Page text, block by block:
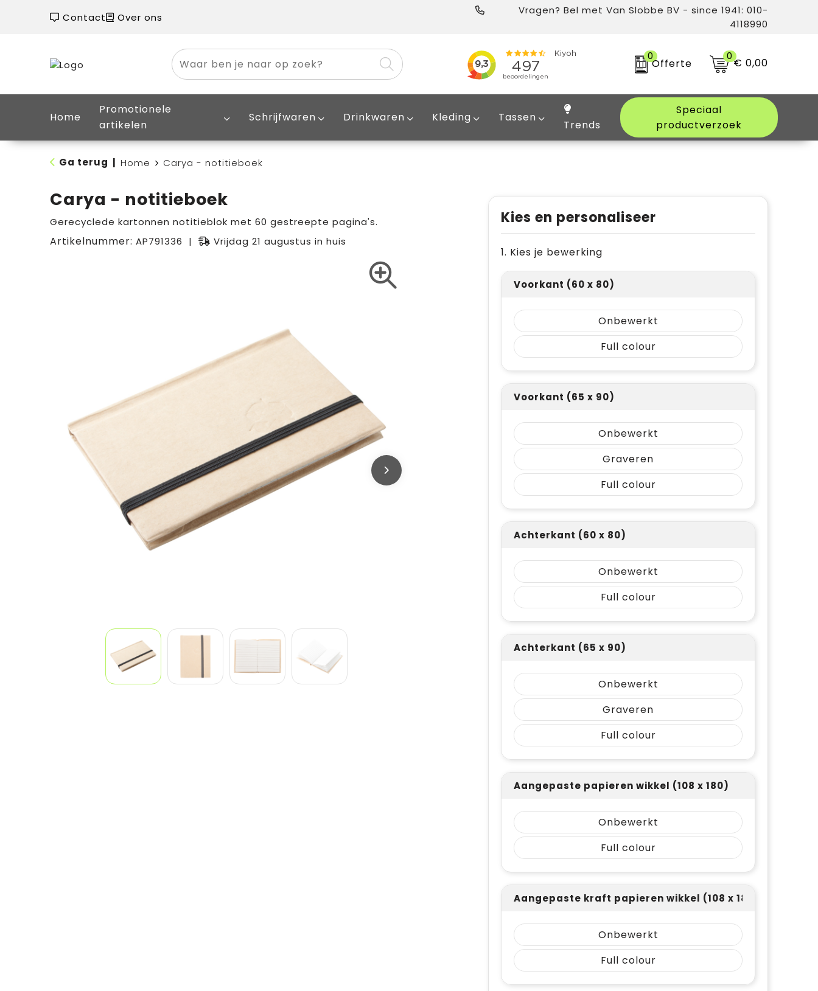
Contact Over ons
Vragen? Bel met Van Slobbe BV - since 1941: 010-
4118990
0
Offerte
0€ 0,00
Home
Promotionele
artikelen
Schrijfwaren Drinkwaren Kleding Tassen
Trends
Speciaal
productverzoek
Ga terug Home Carya - notitieboek
Carya - notitieboek
Gerecyclede kartonnen notitieblok met 60 gestreepte pagina's.
Artikelnummer: AP791336 Vrijdag 21 augustus in huis
Kies en personaliseer
1. Kies je bewerking
Voorkant (60 x 80)
Onbewerkt
Full colour
Voorkant (65 x 90)
Onbewerkt
Graveren
Full colour
Achterkant (60 x 80)
Onbewerkt
Full colour
Achterkant (65 x 90)
Onbewerkt
Graveren
Full colour
Aangepaste papieren wikkel (108 x 180)
Onbewerkt
Full colour
Aangepaste kraft papieren wikkel (108 x 180)
Onbewerkt
Full colour